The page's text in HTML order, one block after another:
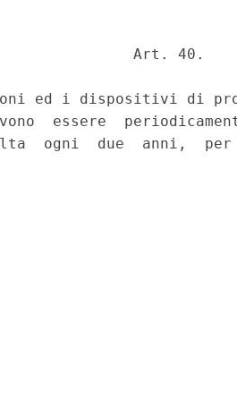
Art. 40.
ed i dispositivi di
essere
ogni  due  anni,